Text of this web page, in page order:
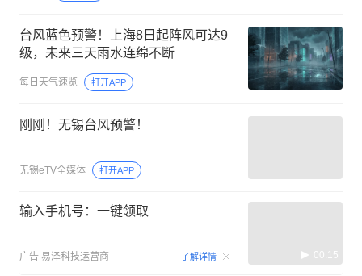
台风蓝色预警！上海8日起阵风可达9
级，未来三天雨水连绵不断
每日天气速览 打开APP
刚刚！无锡台风预警！
无锡eTV全媒体 打开APP
输入手机号：一键领取
广告 易泽科技运营商 了解详情 00:15